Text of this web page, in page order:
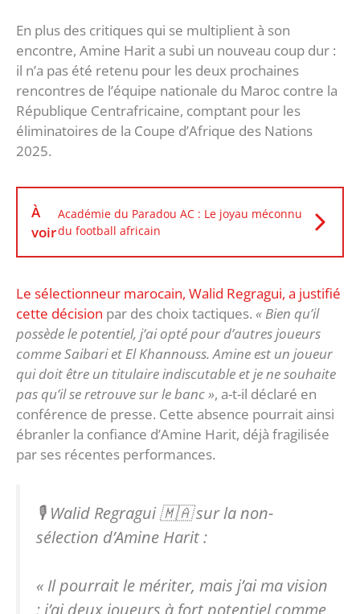
En plus des critiques qui se multiplient à son
encontre, Amine Harit a subi un nouveau coup dur :
il n’a pas été retenu pour les deux prochaines
rencontres de l’équipe nationale du Maroc contre la
République Centrafricaine, comptant pour les
éliminatoires de la Coupe d’Afrique des Nations
2025.
À
voir
Académie du Paradou AC : Le joyau méconnu
du football africain
Le sélectionneur marocain, Walid Regragui, a justifié
cette décision par des choix tactiques. « Bien qu’il
possède le potentiel, j’ai opté pour d’autres joueurs
comme Saibari et El Khannouss. Amine est un joueur
qui doit être un titulaire indiscutable et je ne souhaite
pas qu’il se retrouve sur le banc », a-t-il déclaré en
conférence de presse. Cette absence pourrait ainsi
ébranler la confiance d’Amine Harit, déjà fragilisée
par ses récentes performances.
🎙️ Walid Regragui 🇲🇦 sur la non-
sélection d’Amine Harit :
« Il pourrait le mériter, mais j’ai ma vision
: j’ai deux joueurs à fort potentiel comme